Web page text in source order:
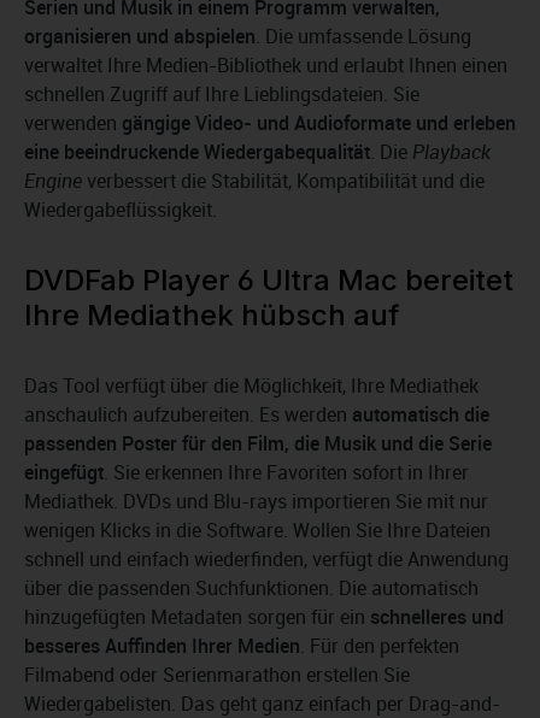
Serien und Musik in einem Programm verwalten,
organisieren und abspielen. Die umfassende Lösung
verwaltet Ihre Medien-Bibliothek und erlaubt Ihnen einen
schnellen Zugriff auf Ihre Lieblingsdateien. Sie
verwenden gängige Video- und Audioformate und erleben
eine beeindruckende Wiedergabequalität. Die Playback
Engine verbessert die Stabilität, Kompatibilität und die
Wiedergabeflüssigkeit.
DVDFab Player 6 Ultra Mac bereitet
Ihre Mediathek hübsch auf
Das Tool verfügt über die Möglichkeit, Ihre Mediathek
anschaulich aufzubereiten. Es werden automatisch die
passenden Poster für den Film, die Musik und die Serie
eingefügt. Sie erkennen Ihre Favoriten sofort in Ihrer
Mediathek. DVDs und Blu-rays importieren Sie mit nur
wenigen Klicks in die Software. Wollen Sie Ihre Dateien
schnell und einfach wiederfinden, verfügt die Anwendung
über die passenden Suchfunktionen. Die automatisch
hinzugefügten Metadaten sorgen für ein schnelleres und
besseres Auffinden Ihrer Medien. Für den perfekten
Filmabend oder Serienmarathon erstellen Sie
Wiedergabelisten. Das geht ganz einfach per Drag-and-